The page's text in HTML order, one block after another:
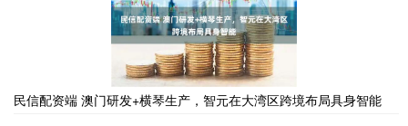
民信配资端 澳门研发+横琴生产，智元在大湾区跨境布局具身智能